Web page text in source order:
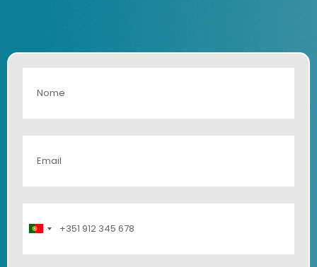
Portugal
+351